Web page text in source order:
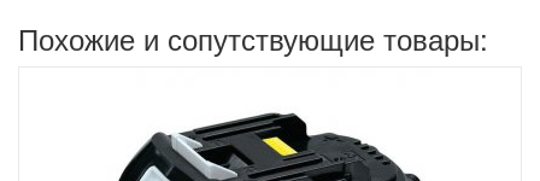
Похожие и сопутствующие товары: